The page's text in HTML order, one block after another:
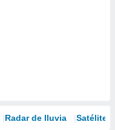
Radar de lluvia Satélites